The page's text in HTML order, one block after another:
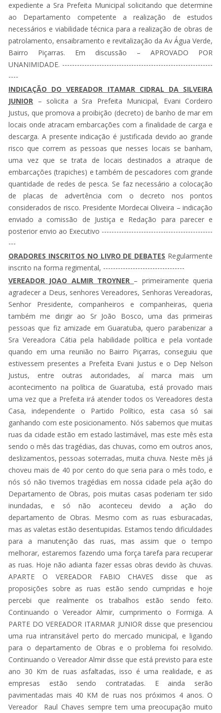
expediente a Sra Prefeita Municipal solicitando que determine
ao Departamento competente a realização de estudos
necessários e viabilidade técnica para a realização de obras de
patrolamento, ensaibramento e revitalização da Av Água Verde,
Bairro Piçarras. Em discussão – APROVADO POR
UNANIMIDADE. -------------------------------------------------------------
----
INDICAÇÃO DO VEREADOR ITAMAR CIDRAL DA SILVEIRA
JUNIOR – solicita a Sra Prefeita Municipal, Evani Cordeiro
Justus, que promova a proibição (decreto) de banho de mar em
locais onde atracam embarcações com a finalidade de carga e
descarga. A presente indicação é justificada devido ao grande
risco que correm as pessoas que nesses locais se banham,
uma vez que se trata de locais destinados a atraque de
embarcações (trapiches) e também de pescadores com grande
quantidade de redes de pesca. Se faz necessário a colocação
de placas de advertência com o decreto nos pontos
considerados de risco. Presidente Mordecai Oliveira – indicação
enviado a comissão de Justiça e Redação para parecer e
posterior envio ao Executivo ---------------------------------------------
---
ORADORES INSCRITOS NO LIVRO DE DEBATES Regularmente
inscrito na forma regimental, ---------------------------------
VEREADOR JOAO ALMIR TROYNER – primeiramente queria
agradecer a Deus, senhores Vereadores, Senhoras Vereadoras,
Senhor Presidente, companheiros e companheiras, queria
também me dirigir ao Sr João Bosco, uma das primeiras
pessoas que fiz amizade em Guaratuba, quero parabenizar a
Sra Vereadora Cátia pela habilidade política e pela vontade
quando em uma reunião no Bairro Piçarras, conseguiu que
estivessem presentes a Prefeita Evani Justus e o Dep Nelson
Justus, entre outras autoridades, aí marca mais um
acontecimento na política de Guaratuba, está provado mais
uma vez que a Prefeita irá atender todos os Vereadores desta
Casa, independente o Partido Político, esta casa só sai
ganhando com este posicionamento. Nós sabemos que muitas
ruas da cidade estão em estado lastimável, mas este mês esta
sendo o mês das tragédias, das chuvas, como em outros anos,
deslizamentos, pessoas soterradas, muita chuva. Neste mês já
choveu mais de 40 por cento do que seria para o mês todo, e
nós só não tivemos tragédias em nossa cidade pela ação do
Departamento de Obras, pois muitas casas poderiam ter sido
inundadas, e só não aconteceu devido a ação do
departamento de Obras. Mesmo com as ruas esburacadas,
mas as valetas estão desentupidas. Estamos tendo dificuldades
para a manutenção das ruas, mas assim que o tempo
melhorar, estaremos fazendo uma força tarefa para recuperar
as ruas. Hoje não adianta fazer essas obras devido às chuvas.
APARTE O VEREADOR FABIO CHAVES disse que as
proposições sobre as ruas estão sendo cumpridas e hoje
percebi que realmente os trabalhos estão sendo feito.
Continuando o Vereador Almir, cumprimento o Formiga. A
PARTE DO VEREADOR ITARMAR JUNIOR disse que presenciou
uma rua intransitável perto do mercado municipal, e ligando
para o departamento de Obras e o problema foi resolvido.
Continuando o Vereador Almir disse que está previsto para este
ano 30 Km de ruas asfaltadas, isso é uma realidade, e as
empresas estão sendo contratadas. E ainda serão
pavimentadas mais 40 KM de ruas nos próximos 4 anos. O
Vereador Raul Chaves sempre tem uma preocupação muito